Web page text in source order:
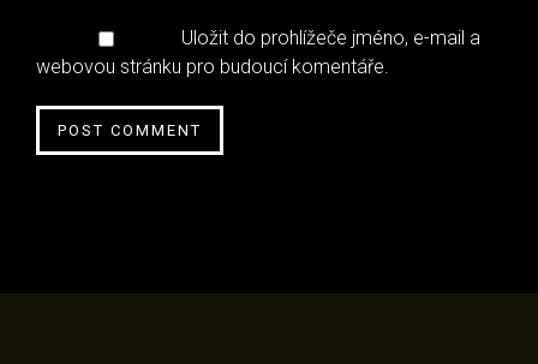
Uložit do prohlížeče jméno, e-mail a
webovou stránku pro budoucí komentáře.